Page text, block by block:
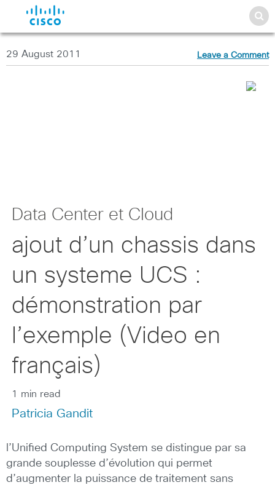
29 August 2011 Leave a Comment
Data Center et Cloud
ajout d’un chassis dans
un systeme UCS :
démonstration par
l’exemple (Video en
français)
1 min read
Patricia Gandit
l’Unified Computing System se distingue par sa
grande souplesse d’évolution qui permet
d’augmenter la puissance de traitement sans